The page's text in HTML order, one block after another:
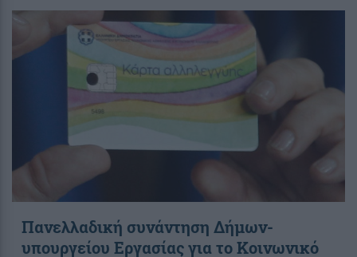
Πανελλαδική συνάντηση Δήμων-
υπουργείου Εργασίας για το Κοινωνικό